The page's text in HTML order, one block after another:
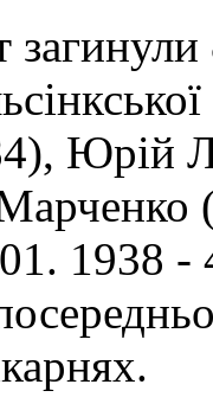
Юрій
1938 -